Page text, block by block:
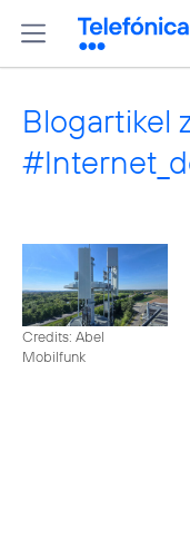
Blogartikel
Credits: Abel
Mobilfunk